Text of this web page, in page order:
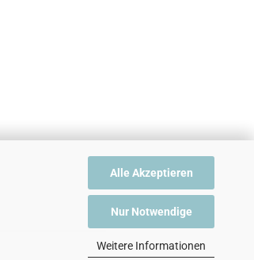
Alle Akzeptieren
Nur Notwendige
Weitere Informationen